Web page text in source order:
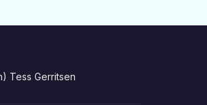
Tess Gerritsen